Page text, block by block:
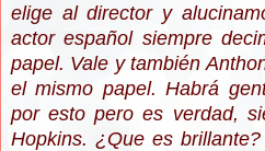
elige al director y
actor español siempre
papel. Vale y también
el mismo papel. Habrá
por esto pero es verdad,
Hopkins. ¿Que es